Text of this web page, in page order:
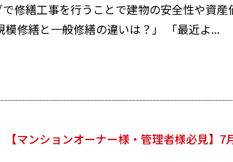
修繕工事を行うことで建物の安全性や資
模修繕と一般修繕の違いは？」 「最近よ...
【マンションオーナー様・管理者様必見】